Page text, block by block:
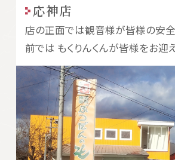
応神店
店の正面では観音様が皆様の安
前では もくりんくんが皆様をお迎